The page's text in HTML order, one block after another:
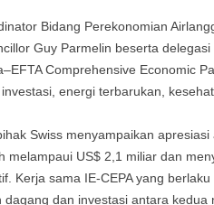
Bidang Perekonomian
Guy Parmelin beserta
Comprehensive Economic
energi terbarukan,
Swiss menyampaikan
melampaui US$ 2,1 miliar dan
Kerja sama IE-CEPA yang
dan investasi antara kedua